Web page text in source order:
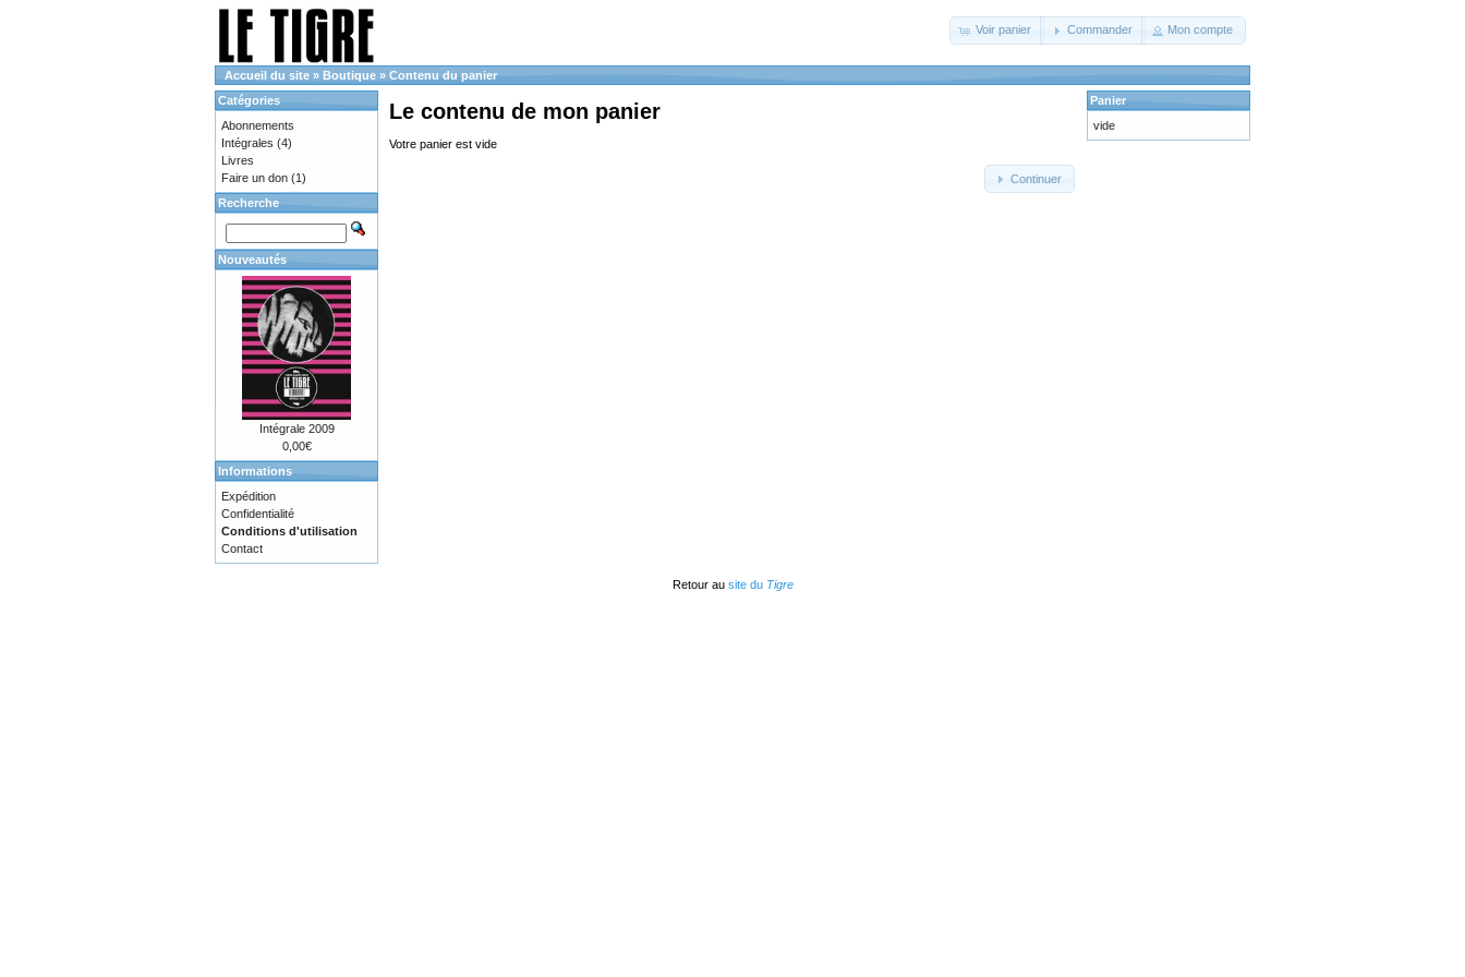
Voir panier Commander Mon compte
Accueil du site » Boutique » Contenu du panier
Le contenu de mon panier
Votre panier est vide
Continuer
Catégories
Abonnements
Intégrales (4)
Livres
Faire un don (1)
Recherche
Nouveautés
Intégrale 2009
0,00€
Informations
Expédition
Confidentialité
Conditions d'utilisation
Contact
Panier
vide
Retour au site du Tigre